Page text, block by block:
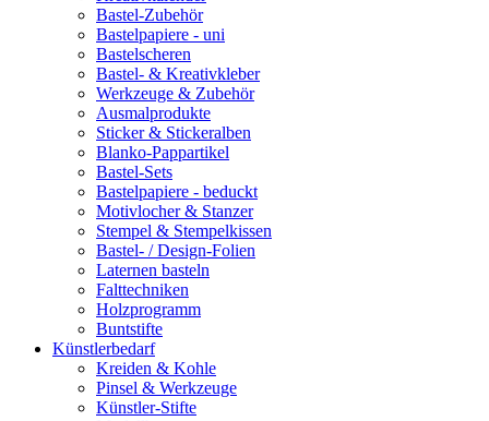
Bastel-Zubehör
Bastelpapiere - uni
Bastelscheren
Bastel- & Kreativkleber
Werkzeuge & Zubehör
Ausmalprodukte
Sticker & Stickeralben
Blanko-Pappartikel
Bastel-Sets
Bastelpapiere - beduckt
Motivlocher & Stanzer
Stempel & Stempelkissen
Bastel- / Design-Folien
Laternen basteln
Falttechniken
Holzprogramm
Buntstifte
Künstlerbedarf
Kreiden & Kohle
Pinsel & Werkzeuge
Künstler-Stifte